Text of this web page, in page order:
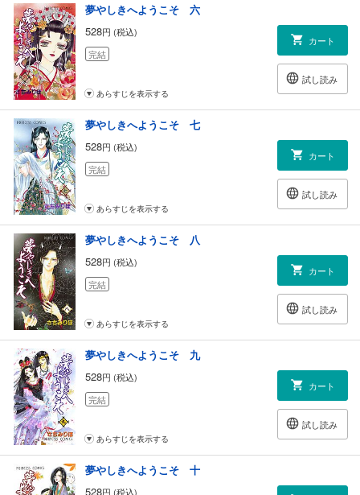
夢やしきへようこそ 六
528円 (税込)
完結
カート
試し読み
あらすじを表示する
夢やしきへようこそ 七
528円 (税込)
完結
カート
試し読み
あらすじを表示する
夢やしきへようこそ 八
528円 (税込)
完結
カート
試し読み
あらすじを表示する
夢やしきへようこそ 九
528円 (税込)
完結
カート
試し読み
あらすじを表示する
夢やしきへようこそ 十
528円 (税込)